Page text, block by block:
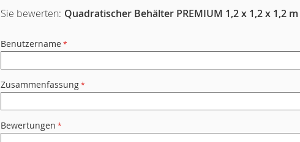
Sie bewerten: Quadratischer Behälter PREMIUM 1,2 x 1,2 x 1,2 m
Benutzername
Zusammenfassung
Bewertungen